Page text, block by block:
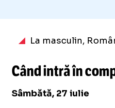
La masculin,
Când intră în
Sâmbătă, 27 iulie